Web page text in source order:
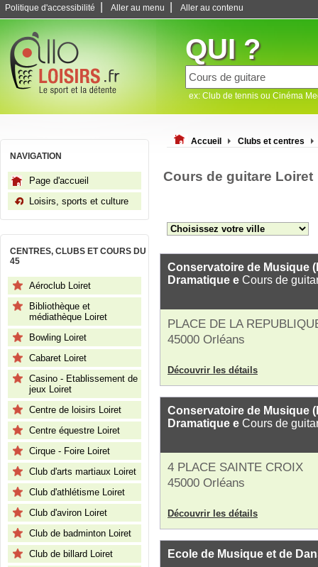
Politique d'accessibilité Aller au menu Aller au contenu
QUI ?
ex: Club de tennis ou Cinéma
NAVIGATION
Page d'accueil
Loisirs, sports et culture
CENTRES, CLUBS ET COURS DU
45
Aéroclub Loiret
Bibliothèque et
médiathèque Loiret
Bowling Loiret
Cabaret Loiret
Casino - Etablissement de
jeux Loiret
Centre de loisirs Loiret
Centre équestre Loiret
Cirque - Foire Loiret
Club d'arts martiaux Loiret
Club d'athlétisme Loiret
Club d'aviron Loiret
Club de badminton Loiret
Club de billard Loiret
Accueil Clubs et centres
Cours de guitare Loiret
Conservatoire de Musique
Dramatique e Cours de
PLACE DE LA
45000 Orléans
Découvrir les détails
Conservatoire de Musique
Dramatique e Cours de
4 PLACE SAINTE CROIX
45000 Orléans
Découvrir les détails
Ecole de Musique et de